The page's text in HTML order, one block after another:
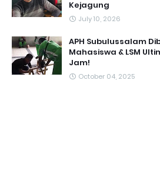
Kejagung
July 10, 2026
APH Subulussalam
Mahasiswa & LSM
Jam!
October 04, 2025